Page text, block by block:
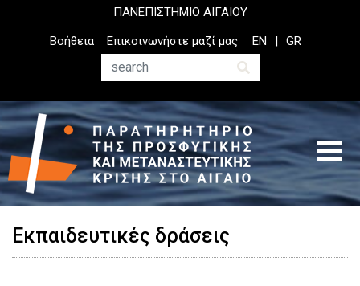
ΠΑΝΕΠΙΣΤΗΜΙΟ ΑΙΓΑΙΟΥ
Top
Header
Βοήθεια
Επικοινωνήστε μαζί μας
Αναζήτηση
EN GR
Εκπαιδευτικές δράσεις